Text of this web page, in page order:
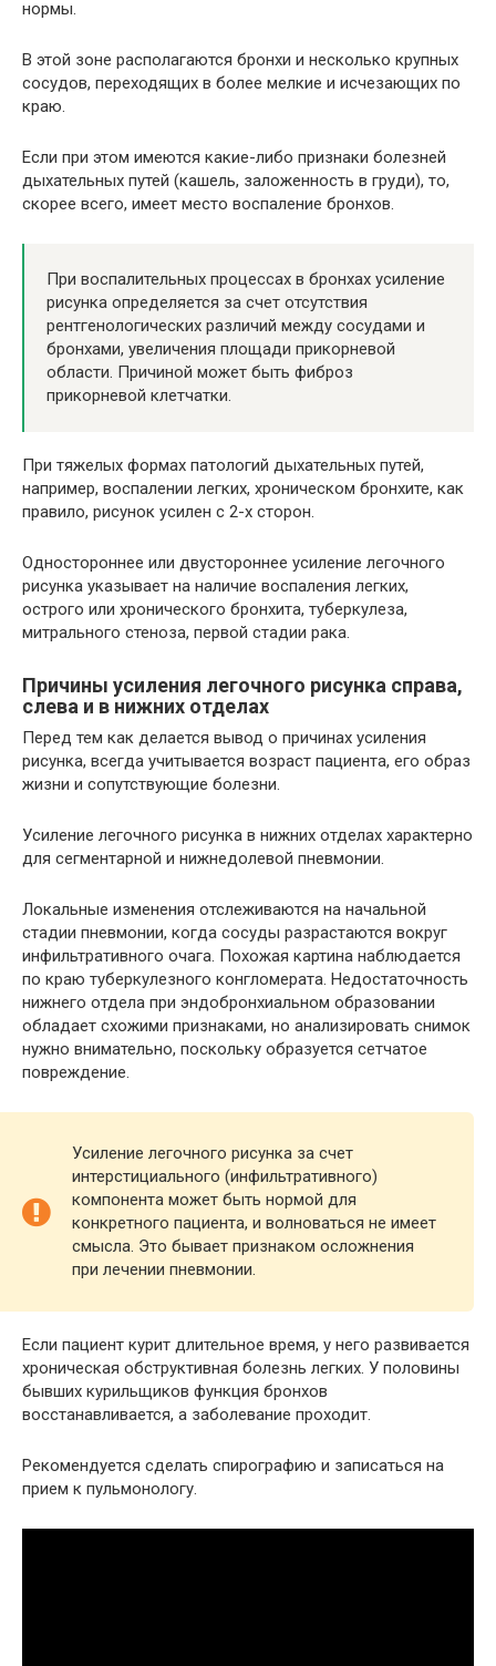
нормы.
В этой зоне располагаются бронхи и несколько крупных
сосудов, переходящих в более мелкие и исчезающих по
краю.
Если при этом имеются какие-либо признаки болезней
дыхательных путей (кашель, заложенность в груди), то,
скорее всего, имеет место воспаление бронхов.
При воспалительных процессах в бронхах усиление
рисунка определяется за счет отсутствия
рентгенологических различий между сосудами и
бронхами, увеличения площади прикорневой
области. Причиной может быть фиброз
прикорневой клетчатки.
При тяжелых формах патологий дыхательных путей,
например, воспалении легких, хроническом бронхите, как
правило, рисунок усилен с 2-х сторон.
Одностороннее или двустороннее усиление легочного
рисунка указывает на наличие воспаления легких,
острого или хронического бронхита, туберкулеза,
митрального стеноза, первой стадии рака.
Причины усиления легочного рисунка справа,
слева и в нижних отделах
Перед тем как делается вывод о причинах усиления
рисунка, всегда учитывается возраст пациента, его образ
жизни и сопутствующие болезни.
Усиление легочного рисунка в нижних отделах характерно
для сегментарной и нижнедолевой пневмонии.
Локальные изменения отслеживаются на начальной
стадии пневмонии, когда сосуды разрастаются вокруг
инфильтративного очага. Похожая картина наблюдается
по краю туберкулезного конгломерата. Недостаточность
нижнего отдела при эндобронхиальном образовании
обладает схожими признаками, но анализировать снимок
нужно внимательно, поскольку образуется сетчатое
повреждение.
Усиление легочного рисунка за счет
интерстициального (инфильтративного)
компонента может быть нормой для
конкретного пациента, и волноваться не имеет
смысла. Это бывает признаком осложнения
при лечении пневмонии.
Если пациент курит длительное время, у него развивается
хроническая обструктивная болезнь легких. У половины
бывших курильщиков функция бронхов
восстанавливается, а заболевание проходит.
Рекомендуется сделать спирографию и записаться на
прием к пульмонологу.